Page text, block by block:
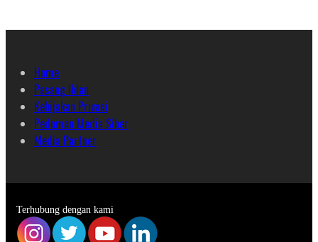
Home
Pasang Iklan
Kebijakan Privasi
Pedoman Media Siber
Media Partner
Terhubung dengan kami